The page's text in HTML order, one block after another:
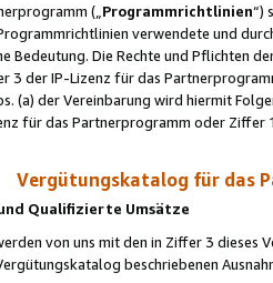
(„Programmrichtlinien“)
verwendete und
Bedeutung. Die Rechte und Pflichten
3 der IP-Lizenz für das
(a) der Vereinbarung wird hiermit
für das Partnerprogramm oder
Vergütungskatalog für das
Qualifizierte Umsätze
von uns mit den in Ziffer 3
beschriebenen